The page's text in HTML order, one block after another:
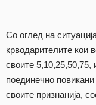
Со оглед на
крводарителите кои
своите
поединечно
своите признанија,